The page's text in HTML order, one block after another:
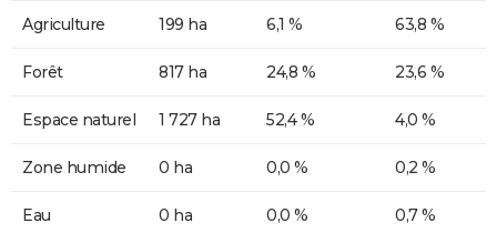
Agriculture 199 ha 6,1 % 63,8 %
Forêt 817 ha 24,8 % 23,6 %
Espace naturel 1 727 ha 52,4 % 4,0 %
Zone humide 0 ha 0,0 % 0,2 %
Eau 0 ha 0,0 % 0,7 %